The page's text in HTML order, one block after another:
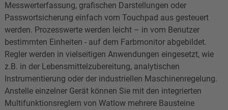
Messwerterfassung, grafischen Darstellungen oder
Passwortsicherung einfach vom Touchpad aus gesteuert
werden. Prozesswerte werden leicht – in vom Benutzer
bestimmten Einheiten - auf dem Farbmonitor abgebildet.
Regler werden in vielseitigen Anwendungen eingesetzt, wie
z.B. in der Lebensmittelzubereitung, analytischen
Instrumentierung oder der industriellen Maschinenregelung.
Anstelle einzelner Gerät können Sie mit den integrierten
Multifunktionsreglern von Watlow mehrere Bausteine